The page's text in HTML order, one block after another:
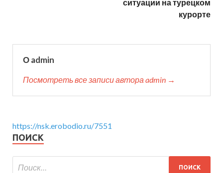
ситуации на турецком
курорте
О admin
Посмотреть все записи автора admin →
https://nsk.erobodio.ru/7551
ПОИСК